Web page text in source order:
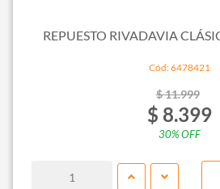
REPUESTO RIVADAVIA
Cód: 6478421
$ 11.999
$ 8.399
30% OFF